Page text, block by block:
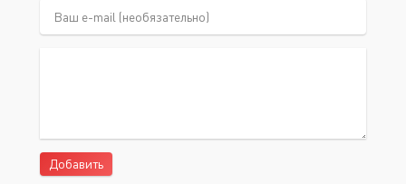
Добавить